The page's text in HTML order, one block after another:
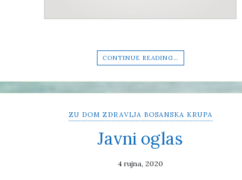
CONTINUE READING…
ZU DOM ZDRAVLJA BOSANSKA KRUPA
Javni oglas
4 rujna, 2020